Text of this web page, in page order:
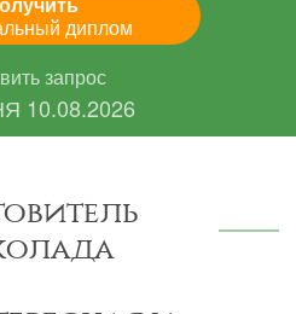
диплом
запрос
10.08.2026